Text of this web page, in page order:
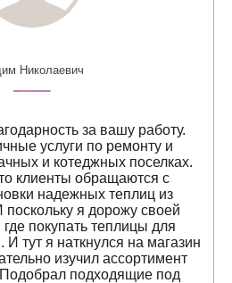
Николаевич
за вашу работу.
услуги по ремонту и
и котеджных поселках.
клиенты обращаются с
надежных теплиц из
поскольку я дорожу своей
покупать теплицы для
И тут я наткнулся на магазин
изучил ассортимент
подходящие под